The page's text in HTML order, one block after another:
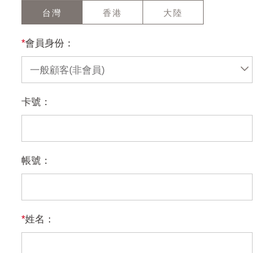
台灣 香港 大陸
*會員身份：
一般顧客(非會員)
卡號：
帳號：
*姓名：